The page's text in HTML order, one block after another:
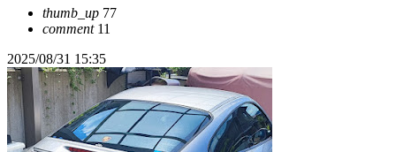
thumb_up 77
comment11
2025/08/31 15:35